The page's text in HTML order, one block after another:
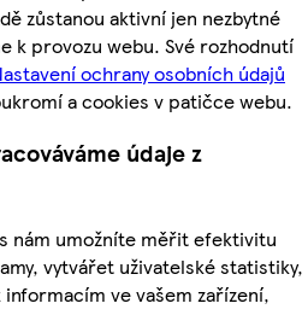
zůstanou aktivní jen nezbytné
k provozu webu. Své rozhodnutí
ochrany osobních údajů
a cookies v patičce webu.
údaje z
nám umožníte měřit efektivitu
vytvářet uživatelské statistiky,
ve vašem zařízení,